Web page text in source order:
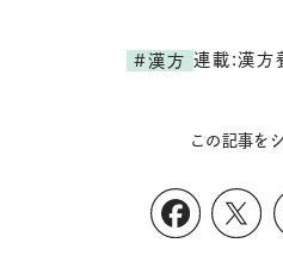
#漢方 連載:漢方
この記事を